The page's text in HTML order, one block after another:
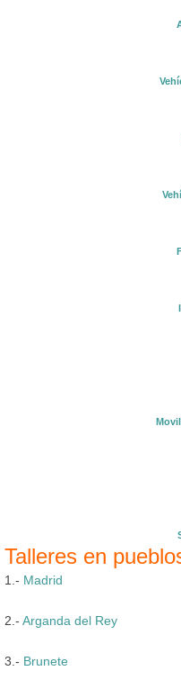
Talleres en
1.- Madrid
2.- Arganda del Rey
3.- Brunete